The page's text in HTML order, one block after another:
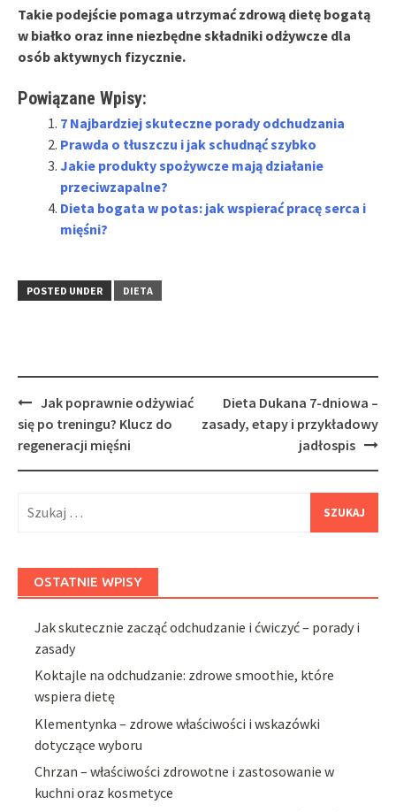
Takie podejście pomaga utrzymać zdrową dietę bogatą
w białko oraz inne niezbędne składniki odżywcze dla
osób aktywnych fizycznie.
Powiązane Wpisy:
7 Najbardziej skuteczne porady odchudzania
Prawda o tłuszczu i jak schudnąć szybko
Jakie produkty spożywcze mają działanie
przeciwzapalne?
Dieta bogata w potas: jak wspierać pracę serca i
mięśni?
POSTED UNDER DIETA
Post
navigation
Jak poprawnie odżywiać
się po treningu? Klucz do
regeneracji mięśni
Dieta Dukana 7-dniowa –
zasady, etapy i przykładowy
jadłospis
OSTATNIE WPISY
Jak skutecznie zacząć odchudzanie i ćwiczyć – porady i
zasady
Koktajle na odchudzanie: zdrowe smoothie, które
wspiera dietę
Klementynka – zdrowe właściwości i wskazówki
dotyczące wyboru
Chrzan – właściwości zdrowotne i zastosowanie w
kuchni oraz kosmetyce